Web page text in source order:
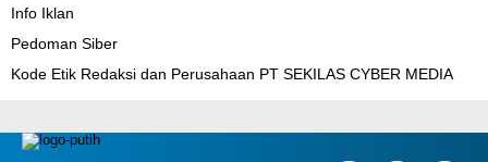
Info Iklan
Pedoman Siber
Kode Etik Redaksi dan Perusahaan PT SEKILAS CYBER MEDIA